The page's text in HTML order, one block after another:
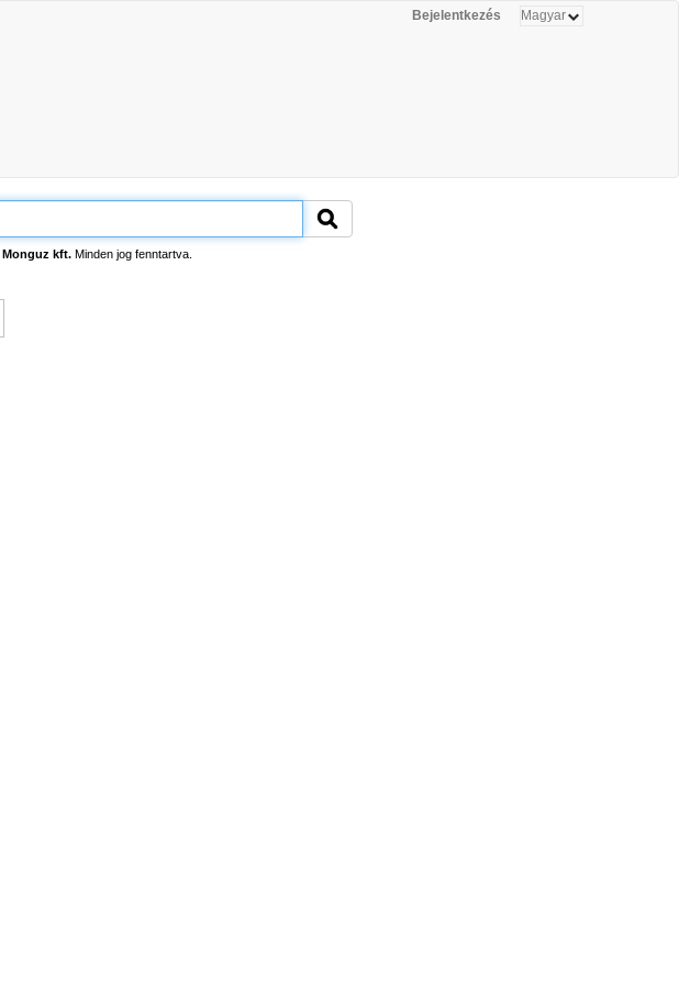
Bejelentkezés
Monguz kft. Minden jog fenntartva.